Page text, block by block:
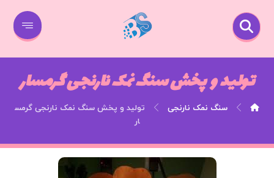
تولید و پخش سنگ نمک نارنجی گرمسار
سنگ نمک نارنجی
تولید و پخش سنگ نمک نارنجی گرمس
ار